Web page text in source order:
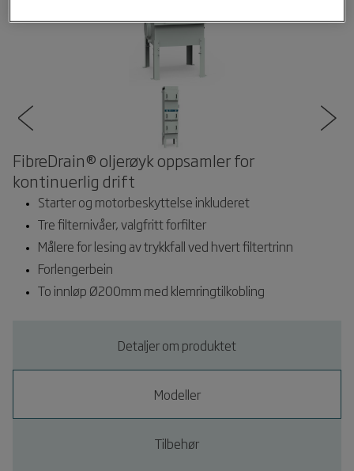
FibreDrain® oljerøyk oppsamler for
kontinuerlig drift
Starter og motorbeskyttelse inkluderet
Tre filternivåer, valgfritt forfilter
Målere for lesing av trykkfall ved hvert filtertrinn
Forlengerbein
To innløp Ø200mm med klemringtilkobling
Detaljer om produktet
Modeller
Tilbehør